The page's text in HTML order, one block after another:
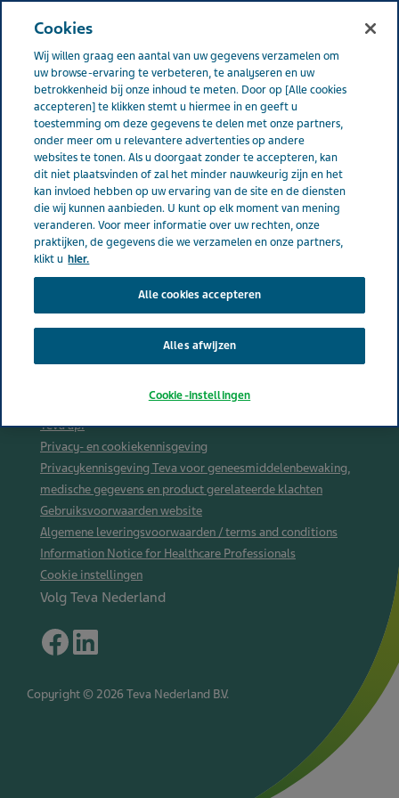
Nederland Contact
DO NOT PUBLISH THIS
PAGE
Contact
Teva api
Privacy- en cookiekennisgeving
Privacykennisgeving Teva voor geneesmiddelenbewaking,
medische gegevens en product gerelateerde klachten
Gebruiksvoorwaarden website
Algemene leveringsvoorwaarden / terms and conditions
Information Notice for Healthcare Professionals
Cookie instellingen
Volg Teva Nederland
Copyright © 2026 Teva Nederland B.V.
Cookies
Wij willen graag een aantal van uw gegevens verzamelen om
uw browse-ervaring te verbeteren, te analyseren en uw
betrokkenheid bij onze inhoud te meten. Door op [Alle cookies
accepteren] te klikken stemt u hiermee in en geeft u
toestemming om deze gegevens te delen met onze partners,
onder meer om u relevantere advertenties op andere
websites te tonen. Als u doorgaat zonder te accepteren, kan
dit niet plaatsvinden of zal het minder nauwkeurig zijn en het
kan invloed hebben op uw ervaring van de site en de diensten
die wij kunnen aanbieden. U kunt op elk moment van mening
veranderen. Voor meer informatie over uw rechten, onze
praktijken, de gegevens die we verzamelen en onze partners,
klikt u hier.
Alle cookies accepteren
Alles afwijzen
Cookie-instellingen